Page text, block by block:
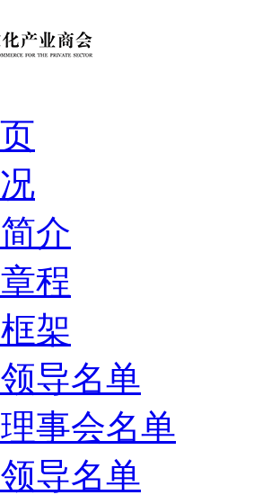
介
程
架
导名单
事会名单
导名单